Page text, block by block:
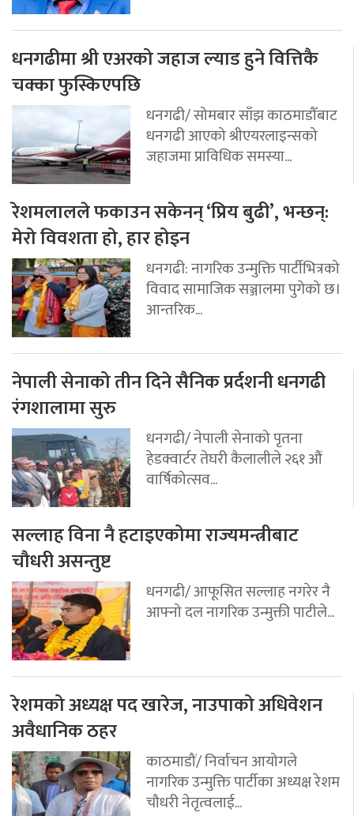
धनगढीमा श्री एअरको जहाज ल्याड हुने वित्तिकै
चक्का फुस्किएपछि
धनगढी/ सोमबार साँझ काठमाडौँबाट
धनगढी आएको श्रीएयरलाइन्सको
जहाजमा प्राविधिक समस्या...
रेशमलालले फकाउन सकेनन् ‘प्रिय बुढी’, भन्छन्:
मेरो विवशता हो, हार होइन
धनगढी: नागरिक उन्मुक्ति पार्टीभित्रको
विवाद सामाजिक सञ्जालमा पुगेको छ।
आन्तरिक...
नेपाली सेनाको तीन दिने सैनिक प्रर्दशनी धनगढी
रंगशालामा सुरु
धनगढी/ नेपाली सेनाको पृतना
हेडक्वार्टर तेघरी कैलालीले २६१ औं
वार्षिकोत्सव...
सल्लाह विना नै हटाइएकोमा राज्यमन्त्रीबाट
चौधरी असन्तुष्ट
धनगढी/ आफूसित सल्लाह नगरेर नै
आफ्नो दल नागरिक उन्मुक्ती पाटीले...
रेशमको अध्यक्ष पद खारेज, नाउपाको अधिवेशन
अवैधानिक ठहर
काठमाडौं/ निर्वाचन आयोगले
नागरिक उन्मुक्ति पार्टीका अध्यक्ष रेशम
चौधरी नेतृत्वलाई...